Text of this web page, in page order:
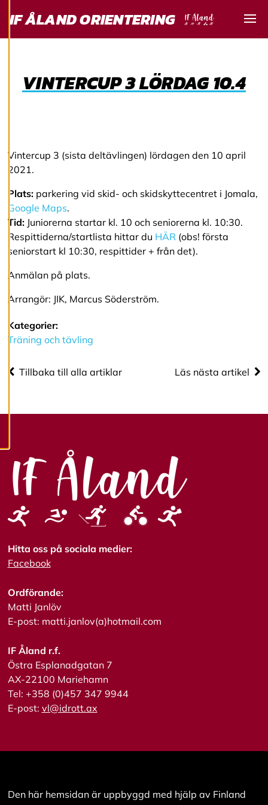
och personlig
service. Genom att
samtycka till
utveckla en ännu
Du har kontroll över
dina
och kan ändra dem
när som helst. Läs
mer om våra
cookies.
R
d
e
r
o
e
A
v
v
i
s
a
a
l
a
A
c
c
e
t
e
r
a
a
l
l
o
e
s
IF ÅLAND ORIENTERING
VINTERCUP 3 LÖRDAG 10.4
Vintercup 3 (sista deltävlingen) lördagen den 10 april
2021.
Plats:parkering vid skid- och skidskyttecentret i Jomala,
Google Maps.
Tid:Juniorerna startar kl. 10 och seniorerna kl. 10:30.
Respittiderna/startlista hittar du HÄR(obs! första
seniorstart kl 10:30, respittider + från det).
Anmälan på plats.
Arrangör: JIK, Marcus Söderström.
Kategorier:
Träning och tävling
Tillbaka till alla artiklar Läs nästa artikel
Hitta oss på sociala medier:
Facebook
Ordförande:
Matti Janlöv
E-post: matti.janlov(a)hotmail.com
IF Åland r.f.
Östra Esplanadgatan 7
AX-22100 Mariehamn
Tel: +358 (0)457 347 9944
E-post: vl@idrott.ax
Den här hemsidan är uppbyggd med hjälp av Finland